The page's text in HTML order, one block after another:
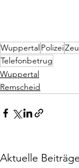
WuppertalPolizei
Telefonbetrug
Wuppertal
Remscheid
Aktuelle Beiträge